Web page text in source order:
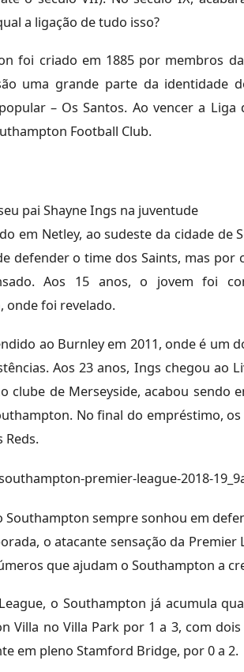
a ligação de tudo isso?
foi criado em 1885 por membros
uma grande parte da identidade
– Os Santos. Ao vencer a Liga
Football Club.
pai Shayne Ings na juventude
em Netley, ao sudeste da cidade de
defender o time dos Saints, mas por
Aos 15 anos, o jovem foi
onde foi revelado.
ao Burnley em 2011, onde é um
Aos 23 anos, Ings chegou ao
clube de Merseyside, acabou sendo
No final do empréstimo,
Reds.
Southampton sempre sonhou em
o atacante sensação da Premier
que ajudam o Southampton a
o Southampton já acumula
Villa no Villa Park por 1 a 3, com
em pleno Stamford Bridge, por 0 a 2.